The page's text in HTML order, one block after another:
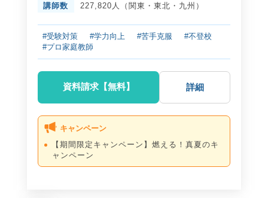
講師数
227,820人（関東・東北・九州）
#受験対策 #学力向上 #苦手克服
#不登校
#プロ家庭教師
資料請求【無料】 詳細
キャンペーン
【期間限定キャンペーン】燃える！真夏のキ
ャンペーン